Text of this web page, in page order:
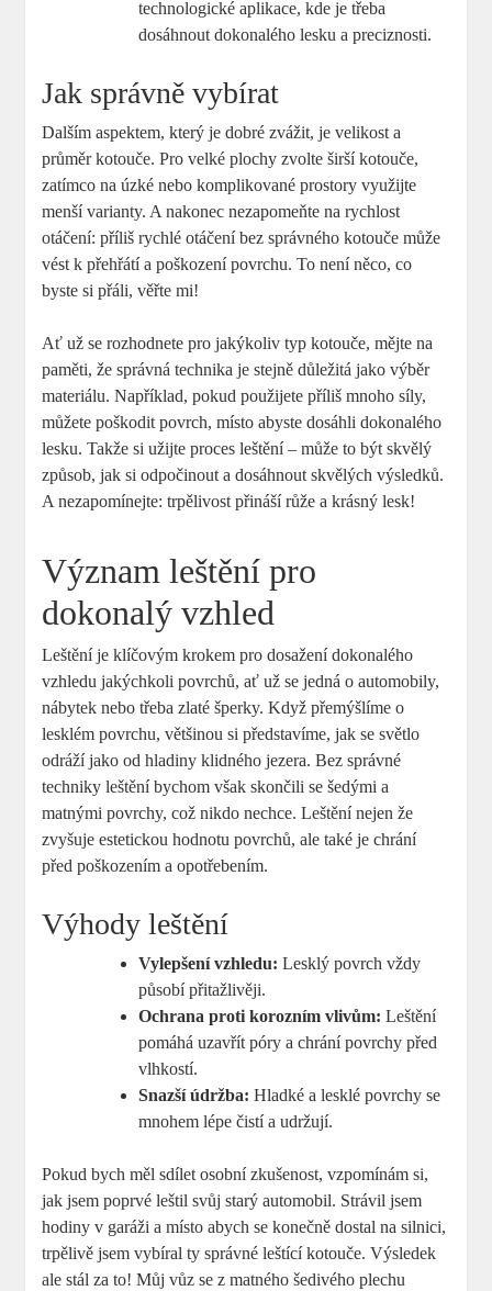
technologické aplikace, kde je třeba
dosáhnout dokonalého lesku a preciznosti.
Jak správně vybírat
Dalším aspektem, který je dobré zvážit, je velikost a
průměr kotouče. Pro velké plochy zvolte širší kotouče,
zatímco na úzké nebo komplikované prostory využijte
menší varianty. A nakonec nezapomeňte na rychlost
otáčení: příliš rychlé otáčení bez správného kotouče může
vést k přehřátí a poškození povrchu. To není něco, co
byste si přáli, věřte mi!
Ať už se rozhodnete pro jakýkoliv typ kotouče, mějte na
paměti, že správná technika je stejně důležitá jako výběr
materiálu. Například, pokud použijete příliš mnoho síly,
můžete poškodit povrch, místo abyste dosáhli dokonalého
lesku. Takže si užijte proces leštění – může to být skvělý
způsob, jak si odpočinout a dosáhnout skvělých výsledků.
A nezapomínejte: trpělivost přináší růže a krásný lesk!
Význam leštění pro
dokonalý vzhled
Leštění je klíčovým krokem pro dosažení dokonalého
vzhledu jakýchkoli povrchů, ať už se jedná o automobily,
nábytek nebo třeba zlaté šperky. Když přemýšlíme o
lesklém povrchu, většinou si představíme, jak se světlo
odráží jako od hladiny klidného jezera. Bez správné
techniky leštění bychom však skončili se šedými a
matnými povrchy, což nikdo nechce. Leštění nejen že
zvyšuje estetickou hodnotu povrchů, ale také je chrání
před poškozením a opotřebením.
Výhody leštění
Vylepšení vzhledu: Lesklý povrch vždy
působí přitažlivěji.
Ochrana proti korozním vlivům: Leštění
pomáhá uzavřít póry a chrání povrchy před
vlhkostí.
Snazší údržba: Hladké a lesklé povrchy se
mnohem lépe čistí a udržují.
Pokud bych měl sdílet osobní zkušenost, vzpomínám si,
jak jsem poprvé leštil svůj starý automobil. Strávil jsem
hodiny v garáži a místo abych se konečně dostal na silnici,
trpělivě jsem vybíral ty správné leštící kotouče. Výsledek
ale stál za to! Můj vůz se z matného šedivého plechu